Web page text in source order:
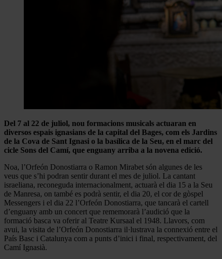
Del 7 al 22 de juliol, nou formacions musicals actuaran en
diversos espais ignasians de la capital del Bages, com els Jardins
de la Cova de Sant Ignasi o la basílica de la Seu, en el marc del
cicle Sons del Camí, que enguany arriba a la novena edició.
Noa, l’Orfeón Donostiarra o Ramon Mirabet són algunes de les
veus que s’hi podran sentir durant el mes de juliol. La cantant
israeliana, reconeguda internacionalment, actuarà el dia 15 a la Seu
de Manresa, on també es podrà sentir, el dia 20, el cor de gòspel
Messengers i el dia 22 l’Orfeón Donostiarra, que tancarà el cartell
d’enguany amb un concert que rememorarà l’audició que la
formació basca va oferir al Teatre Kursaal el 1948. Llavors, com
avui, la visita de l’Orfeón Donostiarra il·lustrava la connexió entre el
País Basc i Catalunya com a punts d’inici i final, respectivament, del
Camí Ignasià.